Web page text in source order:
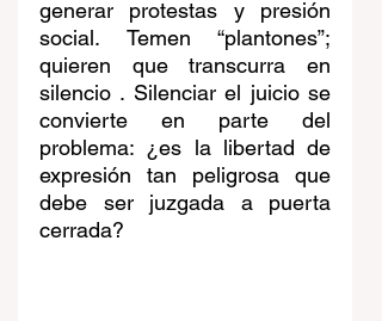
generar protestas y presión
social. Temen “plantones”;
quieren que transcurra en
silencio . Silenciar el juicio se
convierte en parte del
problema: ¿es la libertad de
expresión tan peligrosa que
debe ser juzgada a puerta
cerrada?